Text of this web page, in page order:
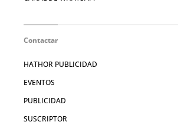
Contactar
HATHOR PUBLICIDAD
EVENTOS
PUBLICIDAD
SUSCRIPTOR